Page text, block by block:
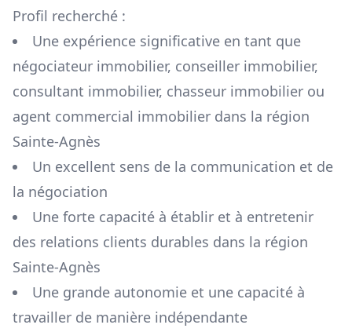
Profil recherché :
Une expérience significative en tant que
négociateur immobilier, conseiller immobilier,
consultant immobilier, chasseur immobilier ou
agent commercial immobilier dans la région
Sainte-Agnès
Un excellent sens de la communication et de
la négociation
Une forte capacité à établir et à entretenir
des relations clients durables dans la région
Sainte-Agnès
Une grande autonomie et une capacité à
travailler de manière indépendante